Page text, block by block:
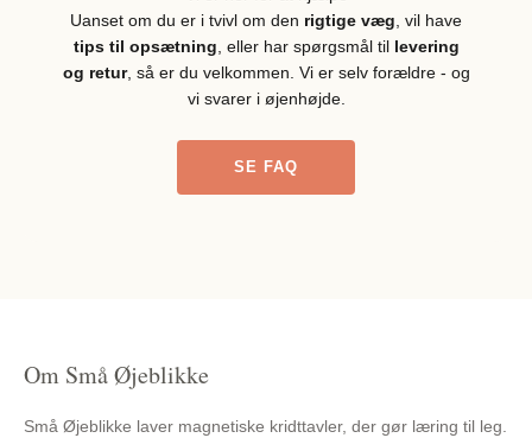
Uanset om du er i tvivl om den rigtige væg , vil have
tips til opsætning , eller har spørgsmål til levering
og retur, så er du velkommen. Vi er selv forældre - og
vi svarer i øjenhøjde.
SE FAQ
Om Små Øjeblikke
Små Øjeblikke laver magnetiske kridttavler, der gør læring til leg.